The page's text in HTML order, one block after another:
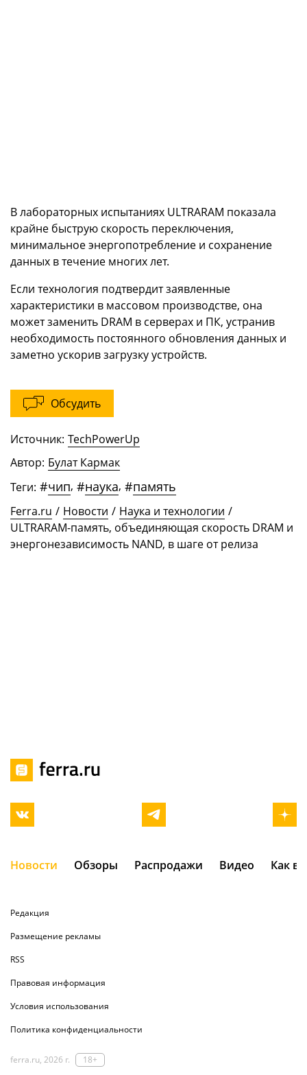
В лабораторных испытаниях ULTRARAM показала
крайне быструю скорость переключения,
минимальное энергопотребление и сохранение
данных в течение многих лет.
Если технология подтвердит заявленные
характеристики в массовом производстве, она
может заменить DRAM в серверах и ПК, устранив
необходимость постоянного обновления данных и
заметно ускорив загрузку устройств.
Обсудить
Источник: TechPowerUp
Автор: Булат Кармак
Теги: #чип, #наука, #память
Ferra.ru / Новости / Наука и технологии /
ULTRARAM-память, объединяющая скорость DRAM и
энергонезависимость NAND, в шаге от релиза
Новости Обзоры Распродажи Видео Как
Редакция
Размещение рекламы
RSS
Правовая информация
Условия использования
Политика конфиденциальности
ferra.ru, 2026 г.
18+